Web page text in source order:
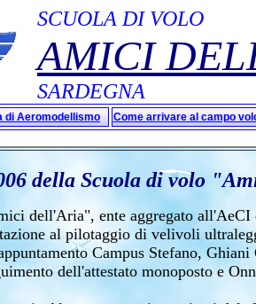
SCUOLA DI VOLO
AMICI
SARDEGNA
di Aeromodellismo Come arrivare al campo
della Scuola di volo
dell'Aria", ente aggregato
al pilotaggio di velivoli
Campus Stefano,
dell'attestato monoposto e